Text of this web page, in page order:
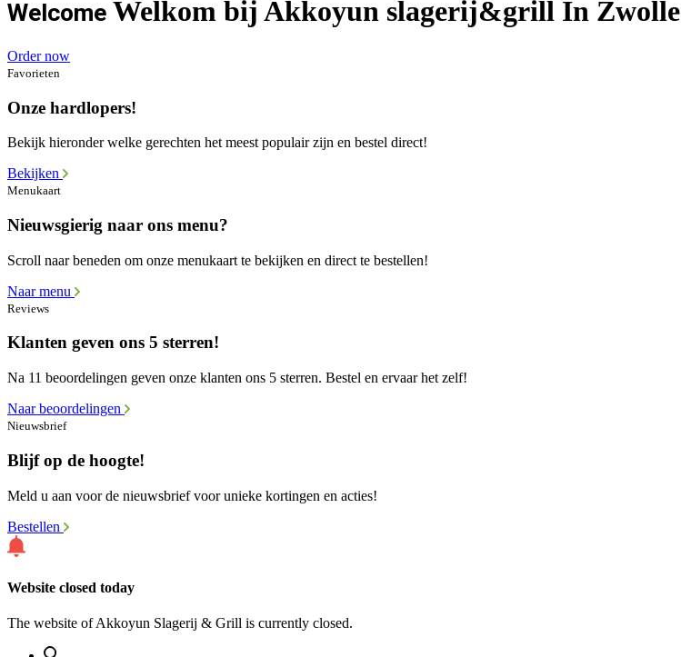
Welcome Welkom bij Akkoyun slagerij&grill In Zwolle
Order now
Favorieten
Onze hardlopers!
Bekijk hieronder welke gerechten het meest populair zijn en bestel direct!
Bekijken
Menukaart
Nieuwsgierig naar ons menu?
Scroll naar beneden om onze menukaart te bekijken en direct te bestellen!
Naar menu
Reviews
Klanten geven ons 5 sterren!
Na 11 beoordelingen geven onze klanten ons 5 sterren. Bestel en ervaar het zelf!
Naar beoordelingen
Nieuwsbrief
Blijf op de hoogte!
Meld u aan voor de nieuwsbrief voor unieke kortingen en acties!
Bestellen
Website closed today
The website of Akkoyun Slagerij & Grill is currently closed.